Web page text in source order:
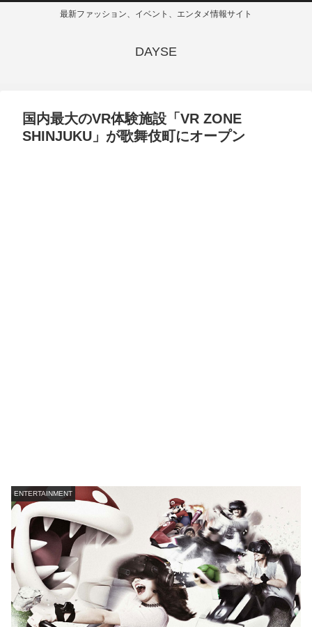
最新ファッション、イベント、エンタメ情報サイト
DAYSE
国内最大のVR体験施設「VR ZONE
SHINJUKU」が歌舞伎町にオープン
ENTERTAINMENT